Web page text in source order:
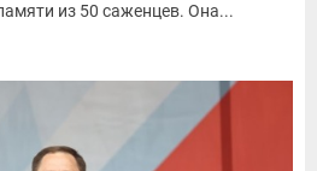
из 50 саженцев. Она...